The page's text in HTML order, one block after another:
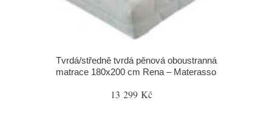
Tvrdá/středně tvrdá pěnová oboustranná
matrace 180x200 cm Rena – Materasso
13 299 Kč